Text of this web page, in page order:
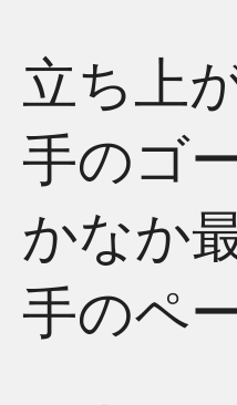
立ち上
手のゴ
かなか
手のペ